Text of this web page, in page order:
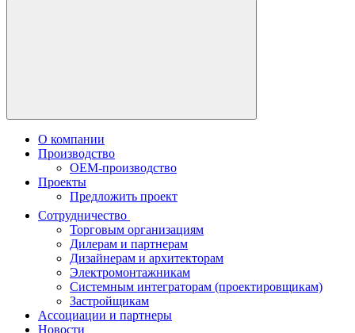
О компании
Производство
OEM-производство
Проекты
Предложить проект
Сотрудничество
Торговым организациям
Дилерам и партнерам
Дизайнерам и архитекторам
Электромонтажникам
Системным интеграторам (проектировщикам)
Застройщикам
Ассоциации и партнеры
Новости